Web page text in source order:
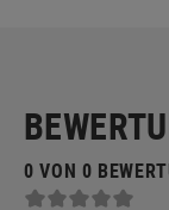
0 VON 0